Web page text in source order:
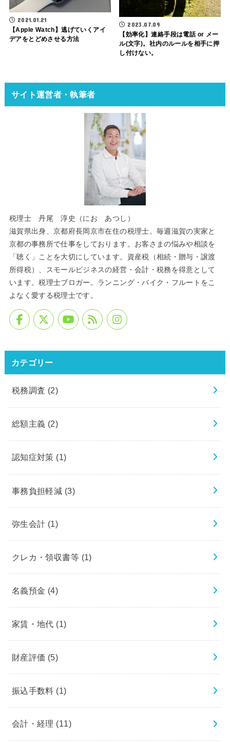
2021.01.21
【Apple Watch】逃げていくアイ
デアをとどめさせる方法
2023.07.09
【効率化】連絡手段は電話 or メー
ル(文字)。社内のルールを相手に押
し付けない。
サイト運営者・執筆者
税理士 丹尾 淳史（にお あつし）
滋賀県出身、京都府長岡京市在住の税理士。毎週滋賀の実家と
京都の事務所で仕事をしております。お客さまの悩みや相談を
「聴く」ことを大切にしています。資産税（相続・贈与・譲渡
所得税）、スモールビジネスの経営・会計・税務を得意として
います。税理士ブロガー。ランニング・バイク・フルートをこ
よなく愛する税理士です。
カテゴリー
税務調査 (2)
総額主義 (2)
認知症対策 (1)
事務負担軽減 (3)
弥生会計 (1)
クレカ・領収書等 (1)
名義預金 (4)
家賃・地代 (1)
財産評価 (5)
振込手数料 (1)
会計・経理 (11)